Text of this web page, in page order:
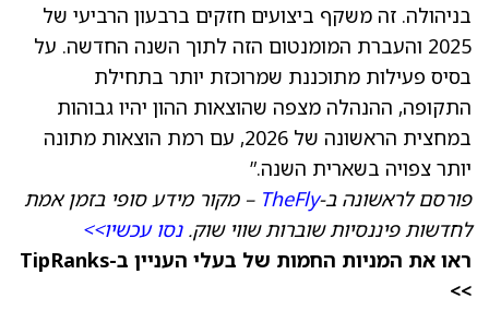
בניהולה. זה משקף ביצועים חזקים ברבעון הרביעי של
2025 והעברת המומנטום הזה לתוך השנה החדשה. על
בסיס פעילות מתוכננת שמרוכזת יותר בתחילת
התקופה, ההנהלה מצפה שהוצאות ההון יהיו גבוהות
במחצית הראשונה של 2026, עם רמת הוצאות מתונה
יותר צפויה בשארית השנה.”
פורסם לראשונה ב-TheFly – מקור מידע סופי בזמן אמת
לחדשות פיננסיות שוברות שווי שוק.נסו עכשיו>>
ראו את המניות החמות של בעלי העניין ב-TipRanks
>>